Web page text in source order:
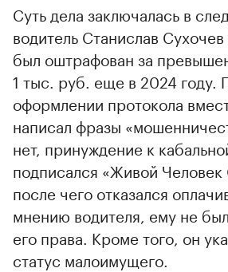
Суть дела заключалась в
водитель Станислав
был оштрафован за
1 тыс. руб. еще в 2024 году.
оформлении протокола
написал фразы
нет, принуждение к
подписался «Живой Человек
после чего отказался
мнению водителя, ему не
его права. Кроме того, он
статус малоимущего.